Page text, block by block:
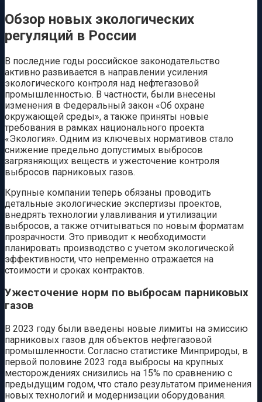
Обзор новых экологических
регуляций в России
В последние годы российское законодательство
активно развивается в направлении усиления
экологического контроля над нефтегазовой
промышленностью. В частности, были внесены
изменения в Федеральный закон «Об охране
окружающей среды», а также приняты новые
требования в рамках национального проекта
«Экология». Одним из ключевых нормативов стало
снижение предельно допустимых выбросов
загрязняющих веществ и ужесточение контроля
выбросов парниковых газов.
Крупные компании теперь обязаны проводить
детальные экологические экспертизы проектов,
внедрять технологии улавливания и утилизации
выбросов, а также отчитываться по новым форматам
прозрачности. Это приводит к необходимости
планировать производство с учетом экологической
эффективности, что непременно отражается на
стоимости и сроках контрактов.
Ужесточение норм по выбросам парниковых
газов
В 2023 году были введены новые лимиты на эмиссию
парниковых газов для объектов нефтегазовой
промышленности. Согласно статистике Минприроды, в
первой половине 2023 года выбросы на крупных
месторождениях снизились на 15% по сравнению с
предыдущим годом, что стало результатом применения
новых технологий и модернизации оборудования.